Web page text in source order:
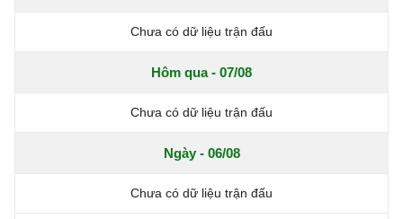
Chưa có dữ liệu trận đấu
Hôm qua - 07/08
Chưa có dữ liệu trận đấu
Ngày - 06/08
Chưa có dữ liệu trận đấu